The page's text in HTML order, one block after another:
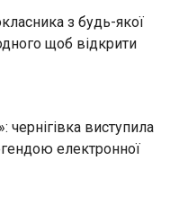
з будь-якої
щоб відкрити
чернігівка виступила
електронної